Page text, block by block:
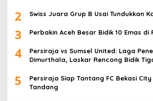
2 Swiss Juara Grup B Usai Tundukkan
3 Perbakin Aceh Besar Bidik 10 Emas di
4
Persiraja vs Sumsel United: Laga
Dimurthala, Laskar Rencong Bidik
5
Persiraja Siap Tantang FC Bekasi
Tandang